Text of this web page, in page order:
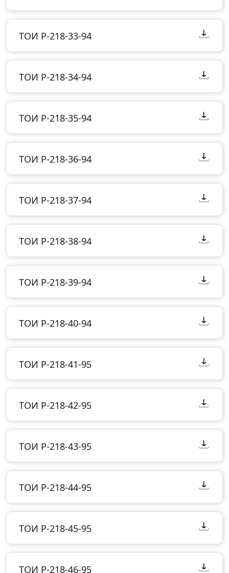
ТОИ Р-218-33-94
ТОИ Р-218-34-94
ТОИ Р-218-35-94
ТОИ Р-218-36-94
ТОИ Р-218-37-94
ТОИ Р-218-38-94
ТОИ Р-218-39-94
ТОИ Р-218-40-94
ТОИ Р-218-41-95
ТОИ Р-218-42-95
ТОИ Р-218-43-95
ТОИ Р-218-44-95
ТОИ Р-218-45-95
ТОИ Р-218-46-95